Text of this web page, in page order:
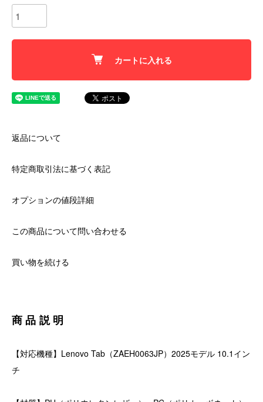
カートに入れる
返品について
特定商取引法に基づく表記
オプションの値段詳細
この商品について問い合わせる
買い物を続ける
商品説明
【対応機種】Lenovo Tab（ZAEH0063JP）2025モデル 10.1イン
チ